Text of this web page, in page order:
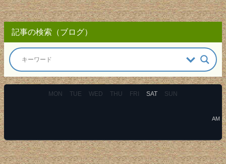
記事の検索（ブログ）
MON TUE WED THU FRI SAT SUN
AM